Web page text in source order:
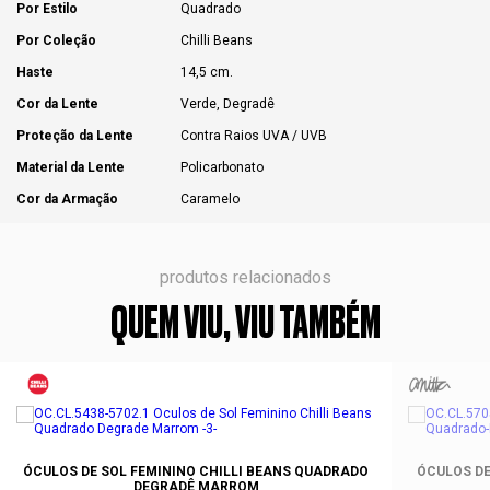
Por Estilo Quadrado
Por Coleção Chilli Beans
Haste 14,5 cm.
Cor da Lente Verde, Degradê
Proteção da Lente Contra Raios UVA / UVB
Material da Lente Policarbonato
Cor da Armação Caramelo
produtos relacionados
QUEM VIU, VIU TAMBÉM
ÓCULOS DE SOL FEMININO CHILLI BEANS QUADRADO
DEGRADÊ MARROM
ÓCULOS